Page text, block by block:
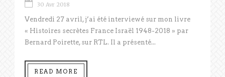
30 Avr 2018
Vendredi 27 avril, j’ai été interviewé sur mon livre
« Histoires secrètes France Israël 1948-2018 » par
Bernard Poirette, sur RTL. Il a présenté...
READ MORE